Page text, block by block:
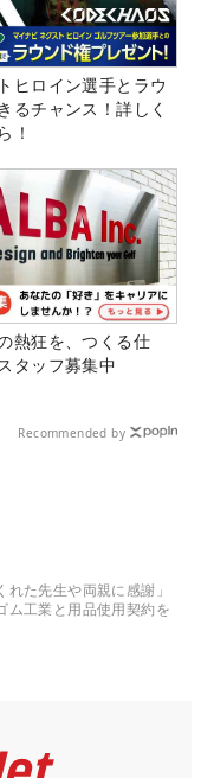
ヒロイン選手とラウ
るチャンス！詳しく
！
熱狂を、つくる仕
タッフ募集中
Recommended by
れた先生や両親に感謝」
ム工業と用品使用契約を